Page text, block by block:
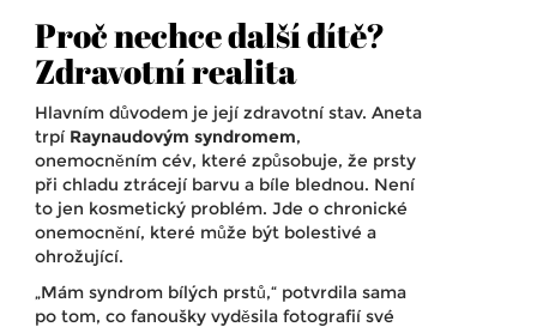
Proč nechce další dítě?
Zdravotní realita
Hlavním důvodem je její zdravotní stav. Aneta
trpí Raynaudovým syndromem,
onemocněním cév, které způsobuje, že prsty
při chladu ztrácejí barvu a bíle blednou. Není
to jen kosmetický problém. Jde o chronické
onemocnění, které může být bolestivé a
ohrožující.
„Mám syndrom bílých prstů,“ potvrdila sama
po tom, co fanoušky vyděsila fotografií své